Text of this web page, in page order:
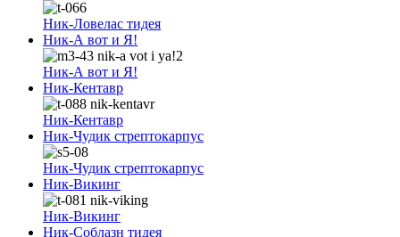
Ник-Ловелас тидея
Ник-А вот и Я!
Ник-А вот и Я!
Ник-Кентавр
Ник-Кентавр
Ник-Чудик стрептокарпус
Ник-Чудик стрептокарпус
Ник-Викинг
Ник-Викинг
Ник-Соблазн тидея